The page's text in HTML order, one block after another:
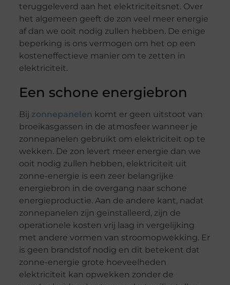
teruggeleverd aan het elektriciteitsnet. Over
het algemeen geeft de zon veel meer energie
af dan we ooit nodig zullen hebben. De enige
beperking is ons vermogen om het op een
kosteneffectieve manier om te zetten in
elektriciteit.
Een schone energiebron
Bij zonnepanelen komt er geen uitstoot van
broeikasgassen in de atmosfeer wanneer je
zonnepanelen gebruikt om elektriciteit op te
wekken. De zon levert meer energie dan we
ooit nodig zullen hebben, elektriciteit uit
zonne-energie is een zeer belangrijke
energiebron in de overgang naar schone
energieproductie. Aan de andere kant, nadat
zonnepanelen zijn geïnstalleerd, zijn de
operationele kosten vrij laag in vergelijking
met andere vormen van stroomopwekking. Er
is geen brandstof nodig en dit betekent dat
zonne-energie grote hoeveelheden
elektriciteit kan opwekken zonder de